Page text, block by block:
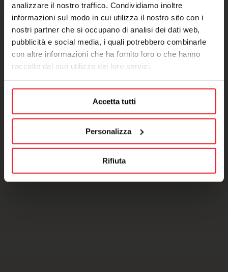
analizzare il nostro traffico. Condividiamo inoltre
informazioni sul modo in cui utilizza il nostro sito con i
nostri partner che si occupano di analisi dei dati web,
pubblicità e social media, i quali potrebbero combinarle
con altre informazioni che ha fornito loro o che hanno
raccolto dal suo utilizzo dei loro servizi.
Accetta tutti
Personalizza
Rifiuta